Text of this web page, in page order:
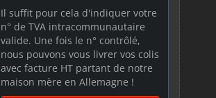
Il suffit pour cela d'indiquer votre
n° de TVA intracommunautaire
valide. Une fois le n° contrôlé,
nous pouvons vous livrer vos colis
avec facture HT partant de notre
maison mère en Allemagne !